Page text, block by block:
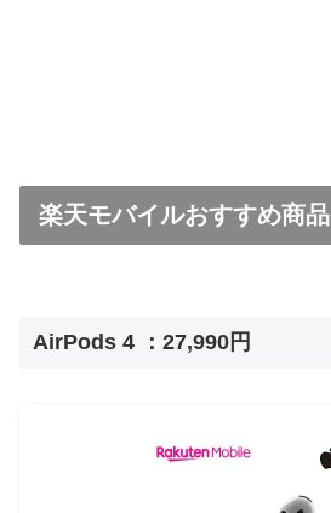
楽天モバイルおすすめ商品
AirPods 4 ：27,990円